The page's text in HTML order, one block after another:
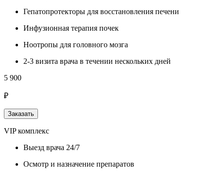
Гепатопротекторы для восстановления печени
Инфузионная терапия почек
Ноотропы для головного мозга
2-3 визита врача в течении нескольких дней
5 900
₽
Заказать
VIP комплекс
Выезд врача 24/7
Осмотр и назначение препаратов